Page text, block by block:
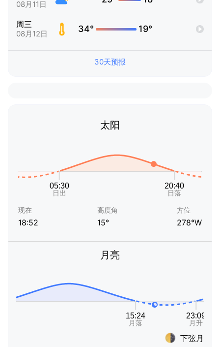
08月11日
周三
08月12日 34° 19°
30天预报
太阳
现在
18:52
高度角
15°
方位
278°W
月亮
下弦月